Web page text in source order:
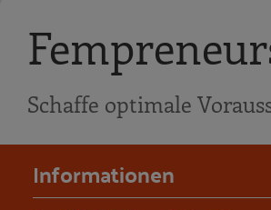
Schaffe optimale
Informationen